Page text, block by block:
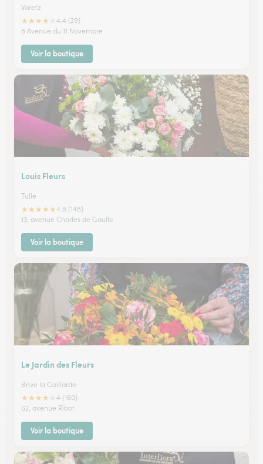
Varetz
★★★★
4.4 (29)
8 Avenue du 11 Novembre
Voir la boutique
Louis Fleurs
Tulle
★★★★★4.8 (148)
13, avenue Charles de Gaulle
Voir la boutique
Le Jardin des Fleurs
Brive la Gaillarde
★★★★
4 (160)
62, avenue Ribot
Voir la boutique